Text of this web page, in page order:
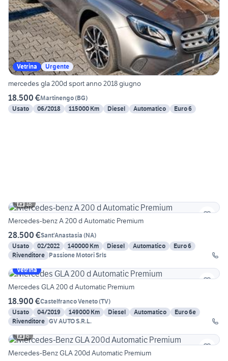
Vetrina Urgente
mercedes gla 200d sport anno 2018 giugno
18.500 €Martinengo(BG)
Usato
06/2018 115000 Km Diesel Automatico Euro 6
18
Mercedes-benz A 200 d Automatic Premium
28.500 €Sant'Anastasia (NA)
Usato
02/2022 140000 Km Diesel Automatico
Euro 6
Rivenditore Passione Motori Srls
Vetrina
Mercedes GLA 200 d Automatic Premium
18.900 €Castelfranco Veneto(TV)
Usato
04/2019 149000 Km Diesel Automatico
Euro 6e
Rivenditore GV AUTO S.R.L.
6
Mercedes-Benz GLA 200d Automatic Premium